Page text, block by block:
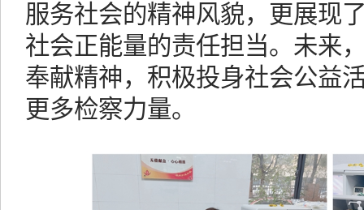
服务社会的精神风貌，更展现
社会正能量的责任担当。未来
奉献精神，积极投身社会公益
更多检察力量。